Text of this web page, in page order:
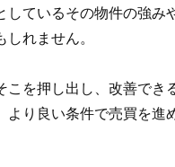
しているその物件の強み
しれません。
こを押し出し、改善でき
より良い条件で売買を進